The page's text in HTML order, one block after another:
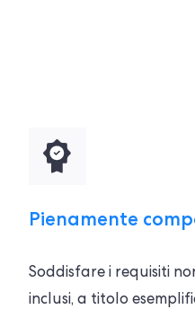
Pienamente
Soddisfare i requisiti
inclusi, a titolo